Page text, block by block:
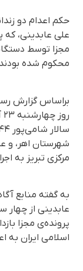
حکم اعدام دو
علی عابدینی، که
مجزا توسط
محکوم شده بودند،
براساس گزارش
مرکزی تبریز به
به گفته منابع
عابدینی از
پرونده‌ی مجزا
اسلامی ایران به